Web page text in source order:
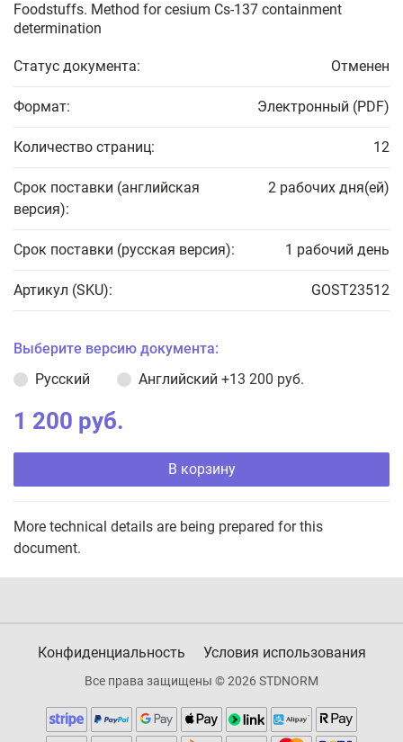
Foodstuffs. Method for cesium Cs-137 containment
determination
Статус документа: Отменен
Формат: Электронный (PDF)
Количество страниц: 12
Срок поставки (английская
версия):
2 рабочих дня(ей)
Срок поставки (русская версия): 1 рабочий день
Артикул (SKU): GOST23512
Выберите версию документа:
Русский
Английский +13 200 руб.
1 200 руб.
В корзину
More technical details are being prepared for this
document.
Конфиденциальность Условия использования
Все права защищены © 2026 STDNORM